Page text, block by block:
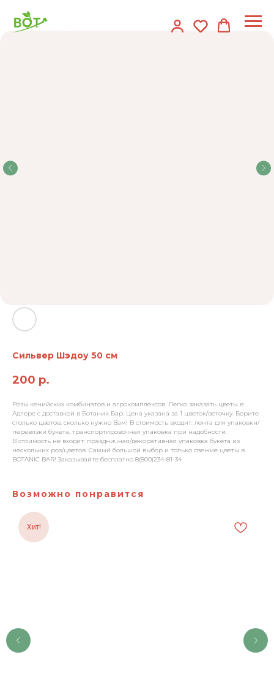
Сильвер Шэдоу 50 см
200 р.
Розы кенийских комбинатов и агрокомплексов. Легко заказать цветы в
Адлере с доставкой в Ботаник Бар. Цена указана за 1 цветок/веточку. Берите
столько цветов, сколько нужно Вам! В стоимость входит: лента для упаковки/
перевязки букета, транспортировочная упаковка при надобности.
В стоимость не входит: праздничная/декоративная упаковка букета из
нескольких роз/цветов. Самый большой выбор и только свежие цветы в
BOTANIC BAR! Заказывайте бесплатно 8(800)234-81-34
Возможно понравится
Хит!